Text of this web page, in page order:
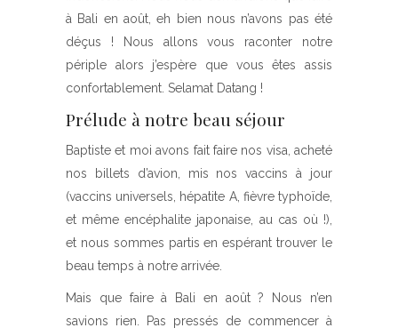
à Bali en août, eh bien nous n’avons pas été
déçus ! Nous allons vous raconter notre
périple alors j’espère que vous êtes assis
confortablement. Selamat Datang !
Prélude à notre beau séjour
Baptiste et moi avons fait faire nos visa, acheté
nos billets d’avion, mis nos vaccins à jour
(vaccins universels, hépatite A, fièvre typhoïde,
et même encéphalite japonaise, au cas où !),
et nous sommes partis en espérant trouver le
beau temps à notre arrivée.
Mais que faire à Bali en août ? Nous n’en
savions rien. Pas pressés de commencer à